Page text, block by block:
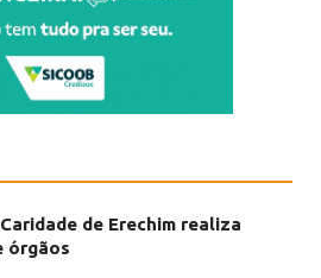
de Erechim realiza
órgãos